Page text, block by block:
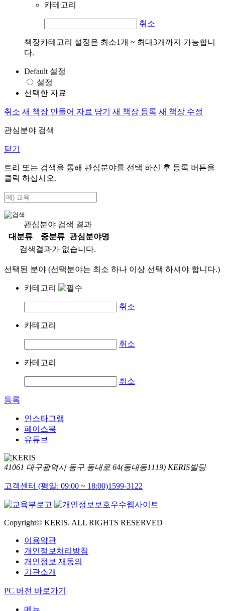
카테고리
취소
책장카테고리 설정은 최소1개 ~ 최대3개까지 가능합니
다.
Default 설정
설정
선택한 자료
취소 새 책장 만들어 자료 담기 새 책장 등록 새 책장 수정
관심분야 검색
닫기
트리 또는 검색을 통해 관심분야를 선택 하신 후 등록 버튼을
클릭 하십시오.
관심분야 검색 결과
대분류
중분류
관심분야명
검색결과가 없습니다.
선택된 분야 (선택분야는 최소 하나 이상 선택 하셔야 합니다.)
카테고리
취소
카테고리
취소
카테고리
취소
등록
인스타그램
페이스북
유튜브
41061 대구광역시 동구 동내로 64(동내동1119) KERIS빌딩
고객센터 (평일: 09:00 ~ 18:00)1599-3122
Copyright© KERIS. ALL RIGHTS RESERVED
이용약관
개인정보처리방침
개인정보 재동의
기관소개
PC 버전 바로가기